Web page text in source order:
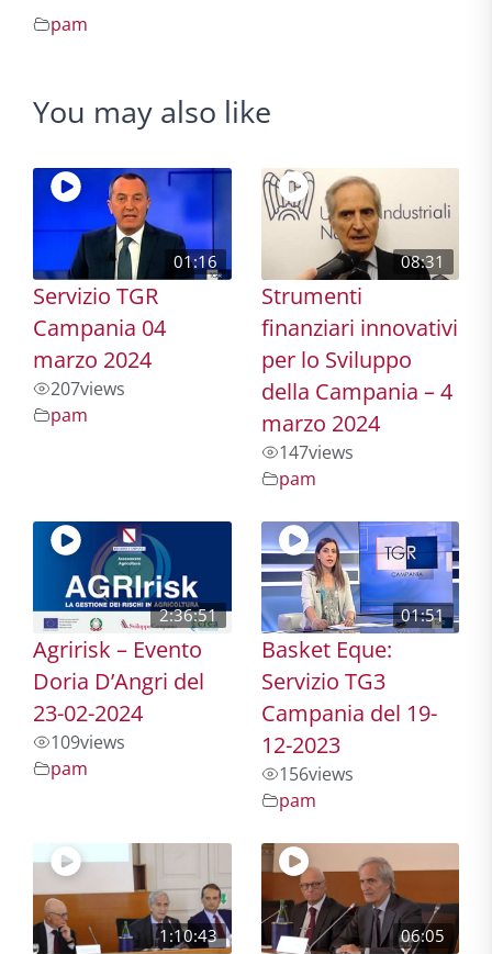
pam
You may also like
01:16
Servizio TGR
Campania 04
marzo 2024
207views
pam
08:31
Strumenti
finanziari innovativi
per lo Sviluppo
della Campania – 4
marzo 2024
147views
pam
2:36:51
Agririsk – Evento
Doria D’Angri del
23-02-2024
109views
pam
01:51
Basket Eque:
Servizio TG3
Campania del 19-
12-2023
156views
pam
1:10:43 06:05